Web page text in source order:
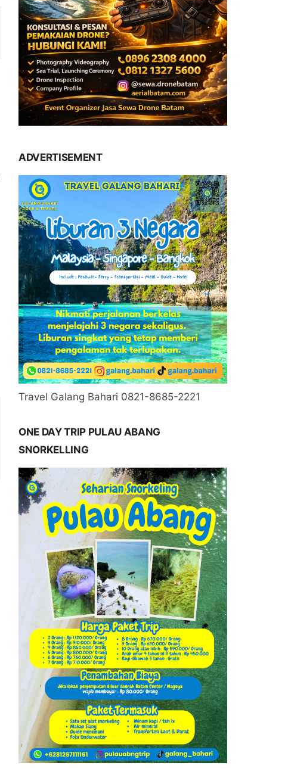
ADVERTISEMENT
Travel Galang Bahari 0821-8685-2221
ONE DAY TRIP PULAU ABANG
SNORKELLING